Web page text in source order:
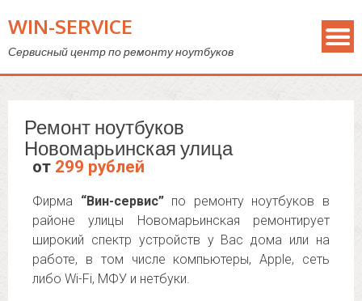
WIN-SERVICE
Сервисный центр по ремонту ноутбуков
Ремонт ноутбуков
Новомарьинская улица
от 299 рублей
Фирма “Вин-сервис”по ремонту ноутбуков в
районе улицы Новомарьинская ремонтирует
широкий спектр устройств у Вас дома или на
работе, в том числе компьютеры, Apple, сеть
либо Wi-Fi, МФУ и нетбуки.